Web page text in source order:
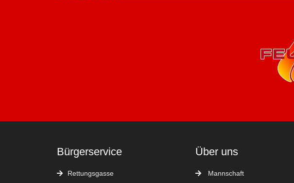
Bürgerservice
Rettungsgasse
Über uns
Mannschaft